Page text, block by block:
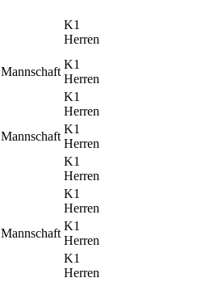
K1
Herren
Mannschaft
K1
Herren
K1
Herren
Mannschaft
K1
Herren
K1
Herren
K1
Herren
Mannschaft
K1
Herren
K1
Herren